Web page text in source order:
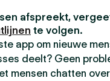
afspreekt,
te volgen.
app om nieuwe
deelt? Geen
mensen chatten